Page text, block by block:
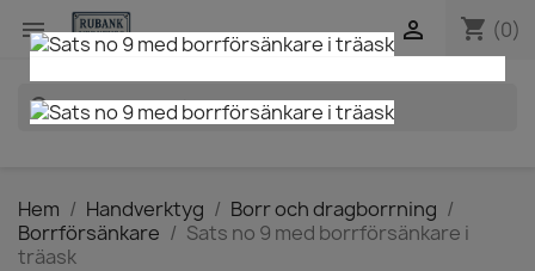
 shopping_cart (0)

search
Hem Handverktyg
Borr och dragborrning
Borrförsänkare
Sats no 9 med borrförsänkare i
träask